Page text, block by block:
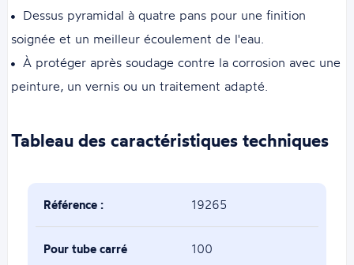
Dessus pyramidal à quatre pans pour une finition
soignée et un meilleur écoulement de l'eau.
À protéger après soudage contre la corrosion avec une
peinture, un vernis ou un traitement adapté.
Tableau des caractéristiques techniques
Référence : 19265
Pour tube carré 100